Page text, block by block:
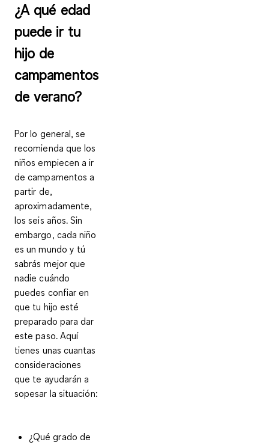
¿A qué edad
puede ir tu
hijo de
campamentos
de verano?
Por lo general, se
recomienda que los
niños empiecen a ir
de campamentos a
partir de,
aproximadamente,
los seis años. Sin
embargo, cada niño
es un mundo y tú
sabrás mejor que
nadie cuándo
puedes confiar en
que tu hijo esté
preparado para dar
este paso. Aquí
tienes unas cuantas
consideraciones
que te ayudarán a
sopesar la situación:
¿Qué grado de